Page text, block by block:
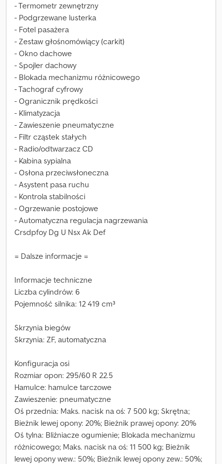
- Termometr zewnętrzny
- Podgrzewane lusterka
- Fotel pasażera
- Zestaw głośnomówiący (carkit)
- Okno dachowe
- Spojler dachowy
- Blokada mechanizmu różnicowego
- Tachograf cyfrowy
- Ogranicznik prędkości
- Klimatyzacja
- Zawieszenie pneumatyczne
- Filtr cząstek stałych
- Radio/odtwarzacz CD
- Kabina sypialna
- Osłona przeciwsłoneczna
- Asystent pasa ruchu
- Kontrola stabilności
- Ogrzewanie postojowe
- Automatyczna regulacja nagrzewania
Crsdpfoy Dg U Nsx Ak Def
= Dalsze informacje =
Informacje techniczne
Liczba cylindrów: 6
Pojemność silnika: 12 419 cm³
Skrzynia biegów
Skrzynia: ZF, automatyczna
Konfiguracja osi
Rozmiar opon: 295/60 R 22.5
Hamulce: hamulce tarczowe
Zawieszenie: pneumatyczne
Oś przednia: Maks. nacisk na oś: 7 500 kg; Skrętna;
Bieżnik lewej opony: 20%; Bieżnik prawej opony: 20%
Oś tylna: Bliźniacze ogumienie; Blokada mechanizmu
różnicowego; Maks. nacisk na oś: 11 500 kg; Bieżnik
lewej opony wew.: 50%; Bieżnik lewej opony zew.: 50%;